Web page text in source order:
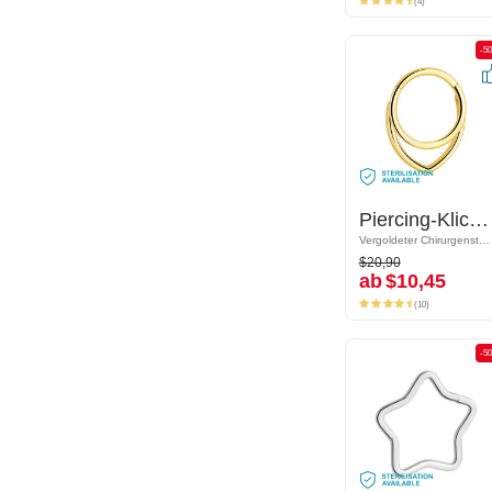
(4)
-50%
Piercing-Klicker (Chirurgenstahl, gold, glänzend)
Vergoldeter Chirurgenstahl 316L
$20,90
ab$10,45
-
Piercing-Klicker (Chirurgenstahl, gold, glänzend)
Vergoldeter Chirurgenstahl 316L
$20,90
ab$10,45
(10)
-50%
-